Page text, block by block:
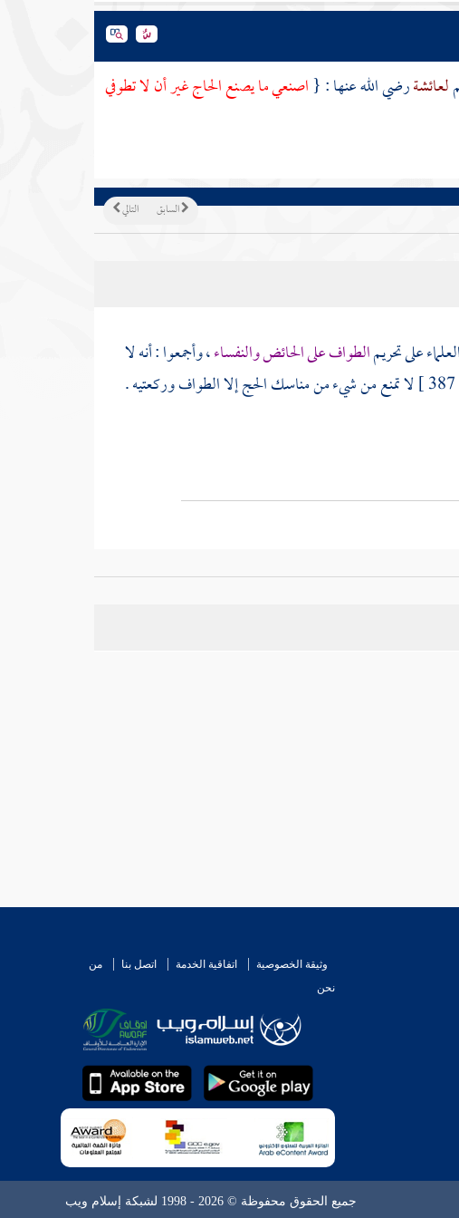
لعائشةرضي الله عنها : {اصنعي ما يصنع الحاج غير أن لا تطوفي
التالي السابق
على تحريمالطواف على الحائض والنفساء، وأجمعوا : أنه لا
لا تمنع من شيء من مناسك الحج إلا الطواف وركعتيه .
وثيقة الخصوصية اتفاقية الخدمة اتصل بنا
من
نحن
جميع الحقوق محفوظة © 2026 - 1998 لشبكة إسلام ويب